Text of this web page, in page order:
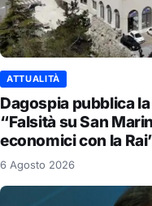
ATTUALITÀ
Dagospia pubblica
“Falsità su San
economici con la
6 Agosto 2026